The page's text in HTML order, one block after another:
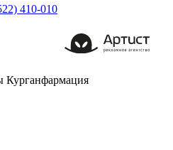
410-010
Курганфармация